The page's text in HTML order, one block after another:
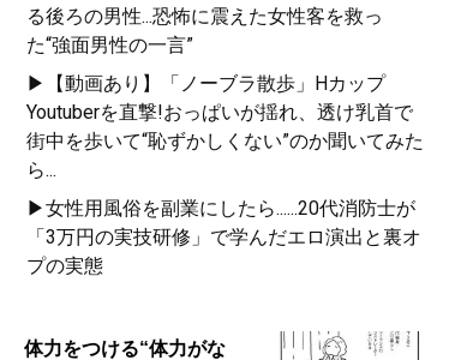
る後ろの男性...恐怖に震えた女性客を救っ
た“強面男性の一言”
▶【動画あり】「ノーブラ散歩」Hカップ
Youtuberを直撃!おっぱいが揺れ、透け乳首で
街中を歩いて“恥ずかしくない”のか聞いてみた
ら...
▶女性用風俗を副業にしたら......20代消防士が
「3万円の実技研修」で学んだエロ演出と裏オ
プの実態
体力をつける“体力がな